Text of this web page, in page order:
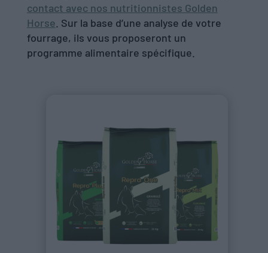
contact avec nos nutritionnistes Golden
Horse . Sur la base d’une analyse de votre
fourrage, ils vous proposeront un
programme alimentaire spécifique.